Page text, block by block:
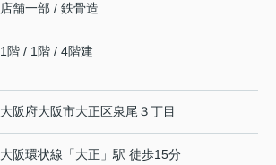
店舗一部 / 鉄骨造
1階 / 1階 / 4階建
大阪府大阪市大正区泉尾 ３丁目
大阪環状線 「大正 」駅 徒歩15分